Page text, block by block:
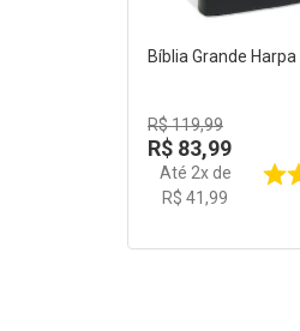
R$119,99
R$ 83,99
Até 2x de
R$ 41,99